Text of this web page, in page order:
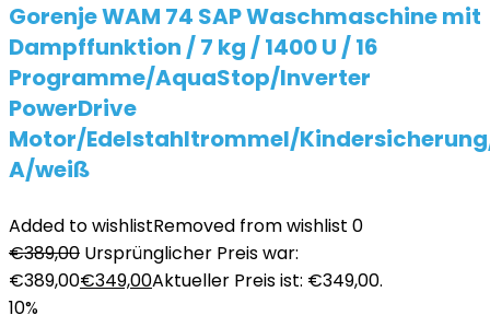
Gorenje WAM 74 SAP Waschmaschine mit
Dampffunktion / 7 kg / 1400 U / 16
Programme/AquaStop/Inverter
PowerDrive
Motor/Edelstahltrommel/Kindersicherung/
A/weiß
Added to wishlistRemoved from wishlist 0
€389,00 Ursprünglicher Preis war:
€389,00€349,00Aktueller Preis ist: €349,00.
10%